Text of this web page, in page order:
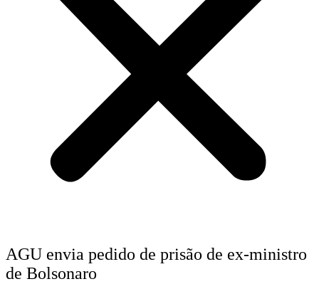
AGU envia pedido de prisão de ex-ministro
de Bolsonaro